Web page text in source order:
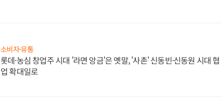
소비자·유통
롯데·농심 창업주 시대 '라면 앙금'은 옛말, '사촌' 신동빈·신동원 시대 협
업 확대일로